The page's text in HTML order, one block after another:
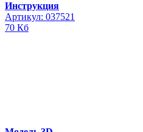
Инструкция
Артикул: 037521
70 Кб